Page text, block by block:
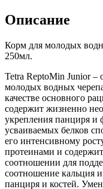
Описание
Корм для молодых
250мл.
Tetra ReptoMin Junior
молодых водных
качестве основного
содержит жизненно
укрепления панциря и
усваиваемых белков
его интенсивному
протеинами и
соотношении для
соотношение кальция
панциря и костей.